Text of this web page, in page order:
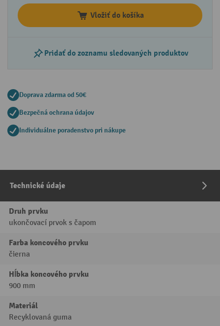
Vložiť do košíka
Pridať do zoznamu sledovaných produktov
Doprava zdarma od 50€
Bezpečná ochrana údajov
Individuálne poradenstvo pri nákupe
Technické údaje
Druh prvku
ukončovací prvok s čapom
Farba koncového prvku
čierna
Hĺbka koncového prvku
900 mm
Materiál
Recyklovaná guma